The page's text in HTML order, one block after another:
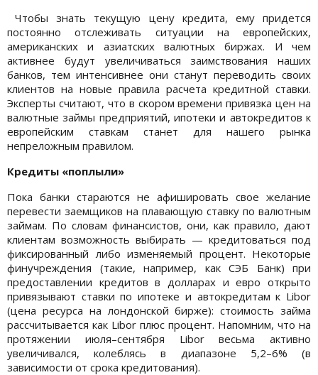
Чтобы знать текущую цену кредита, ему придется
постоянно отслеживать ситуации на европейских,
американских и азиатских валютных биржах. И чем
активнее будут увеличиваться заимствования наших
банков, тем интенсивнее они станут переводить своих
клиентов на новые правила расчета кредитной ставки.
Эксперты считают, что в скором времени привязка цен на
валютные займы предприятий, ипотеки и автокредитов к
европейским ставкам станет для нашего рынка
непреложным правилом.
Кредиты «поплыли»
Пока банки стараются не афишировать свое желание
перевести заемщиков на плавающую ставку по валютным
займам. По словам финансистов, они, как правило, дают
клиентам возможность выбирать — кредитоваться под
фиксированный либо изменяемый процент. Некоторые
финучреждения (такие, например, как СЭБ Банк) при
предоставлении кредитов в долларах и евро открыто
привязывают ставки по ипотеке и автокредитам к Libor
(цена ресурса на лондонской бирже): стоимость займа
рассчитывается как Libor плюс процент. Напомним, что на
протяжении июля–сентября Libor весьма активно
увеличивался, колеблясь в диапазоне 5,2–6% (в
зависимости от срока кредитования).